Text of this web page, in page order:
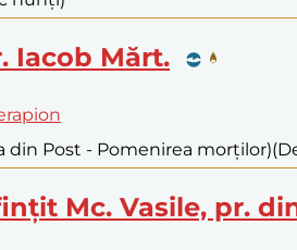
Iacob Mărt.
din Post - Pomenirea morților)
Mc. Vasile, pr.